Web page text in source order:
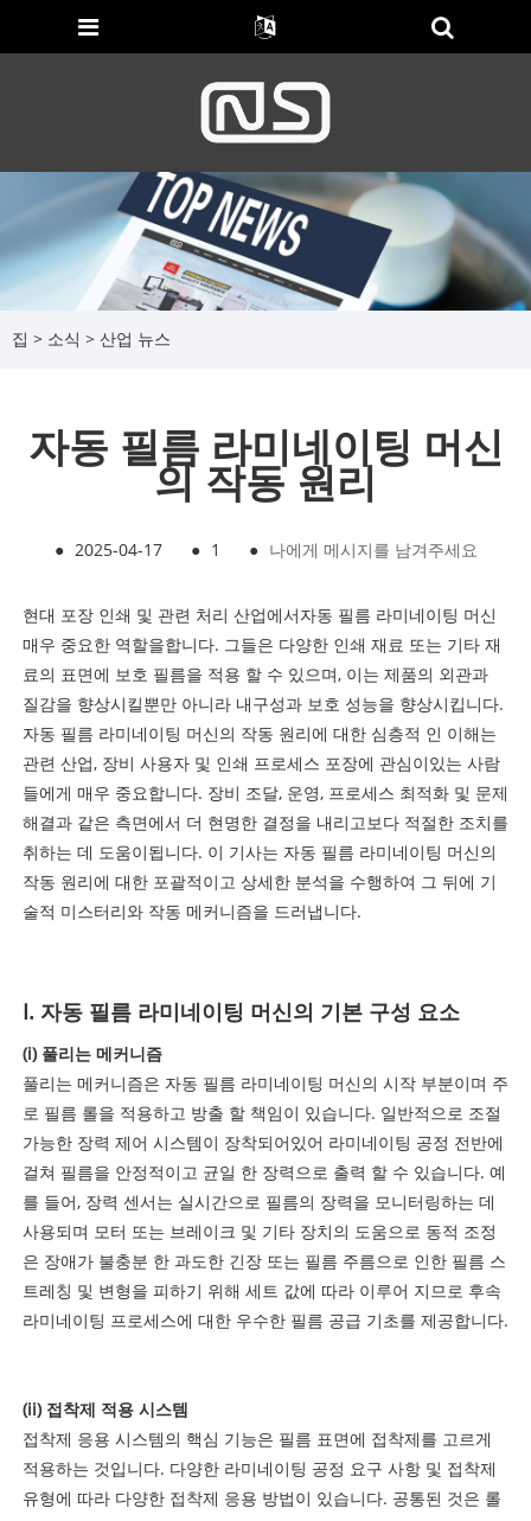
집 > 소식 > 산업 뉴스
자동 필름 라미네이팅 머신
의 작동 원리
● 2025-04-17 ● 1 ● 나에게 메시지를 남겨주세요
현대 포장 인쇄 및 관련 처리 산업에서자동 필름 라미네이팅 머신
매우 중요한 역할을합니다. 그들은 다양한 인쇄 재료 또는 기타 재
료의 표면에 보호 필름을 적용 할 수 있으며, 이는 제품의 외관과
질감을 향상시킬뿐만 아니라 내구성과 보호 성능을 향상시킵니다.
자동 필름 라미네이팅 머신의 작동 원리에 대한 심층적 인 이해는
관련 산업, 장비 사용자 및 인쇄 프로세스 포장에 관심이있는 사람
들에게 매우 중요합니다. 장비 조달, 운영, 프로세스 최적화 및 문제
해결과 같은 측면에서 더 현명한 결정을 내리고보다 적절한 조치를
취하는 데 도움이됩니다. 이 기사는 자동 필름 라미네이팅 머신의
작동 원리에 대한 포괄적이고 상세한 분석을 수행하여 그 뒤에 기
술적 미스터리와 작동 메커니즘을 드러냅니다.
I. 자동 필름 라미네이팅 머신의 기본 구성 요소
(i) 풀리는 메커니즘
풀리는 메커니즘은 자동 필름 라미네이팅 머신의 시작 부분이며 주
로 필름 롤을 적용하고 방출 할 책임이 있습니다. 일반적으로 조절
가능한 장력 제어 시스템이 장착되어있어 라미네이팅 공정 전반에
걸쳐 필름을 안정적이고 균일 한 장력으로 출력 할 수 있습니다. 예
를 들어, 장력 센서는 실시간으로 필름의 장력을 모니터링하는 데
사용되며 모터 또는 브레이크 및 기타 장치의 도움으로 동적 조정
은 장애가 불충분 한 과도한 긴장 또는 필름 주름으로 인한 필름 스
트레칭 및 변형을 피하기 위해 세트 값에 따라 이루어 지므로 후속
라미네이팅 프로세스에 대한 우수한 필름 공급 기초를 제공합니다.
(ii) 접착제 적용 시스템
접착제 응용 시스템의 핵심 기능은 필름 표면에 접착제를 고르게
적용하는 것입니다. 다양한 라미네이팅 공정 요구 사항 및 접착제
유형에 따라 다양한 접착제 응용 방법이 있습니다. 공통된 것은 롤